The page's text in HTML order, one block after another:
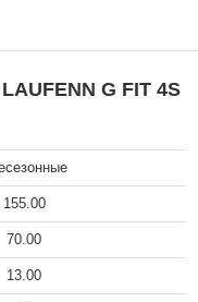
G FIT 4S
155.00
70.00
13.00